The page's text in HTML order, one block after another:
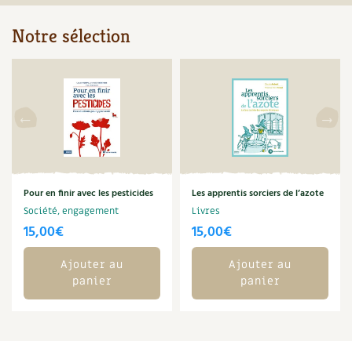
Carnets de saison
Dossier4 saisons
Actualités
Conseils vidéo des
Secrets d’abonné
Notre sélection
Pour en finir avec les pesticides
Société, engagement
15,00€
Ajouter au
panier
Les apprentis sorciers de l’azote
Livres
15,00€
Ajouter au
panier